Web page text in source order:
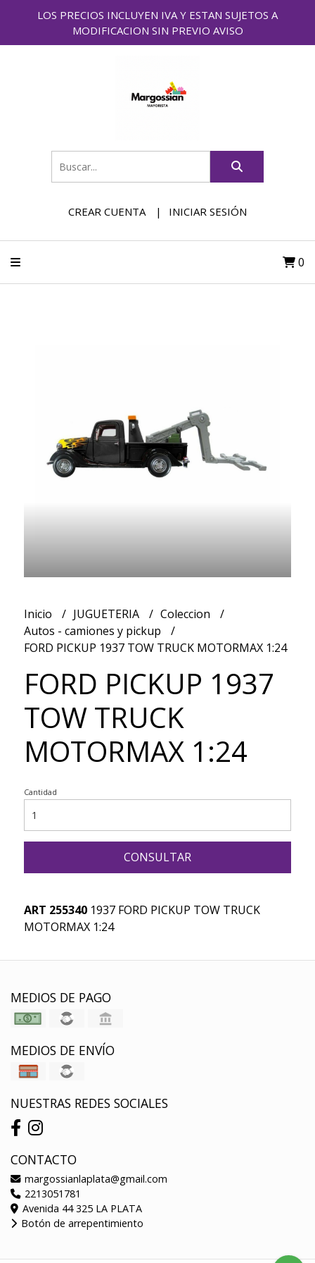
LOS PRECIOS INCLUYEN IVA Y ESTAN SUJETOS A
MODIFICACION SIN PREVIO AVISO
CREAR CUENTA INICIAR SESIÓN
0
Inicio JUGUETERIA
Coleccion
Autos - camiones y pickup
FORD PICKUP 1937 TOW TRUCK MOTORMAX 1:24
FORD PICKUP 1937
TOW TRUCK
MOTORMAX 1:24
Cantidad
CONSULTAR
ART 255340 1937 FORD PICKUP TOW TRUCK
MOTORMAX 1:24
MEDIOS DE PAGO
MEDIOS DE ENVÍO
NUESTRAS REDES SOCIALES
CONTACTO
margossianlaplata@gmail.com
2213051781
Avenida 44 325 LA PLATA
Botón de arrepentimiento